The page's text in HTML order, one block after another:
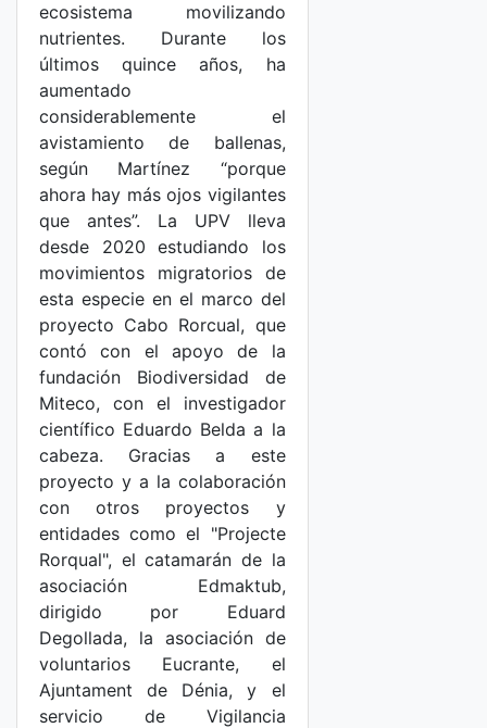
ecosistema movilizando
nutrientes. Durante los
últimos quince años, ha
aumentado
considerablemente el
avistamiento de ballenas,
según Martínez “porque
ahora hay más ojos vigilantes
que antes”. La UPV lleva
desde 2020 estudiando los
movimientos migratorios de
esta especie en el marco del
proyecto Cabo Rorcual, que
contó con el apoyo de la
fundación Biodiversidad de
Miteco, con el investigador
científico Eduardo Belda a la
cabeza. Gracias a este
proyecto y a la colaboración
con otros proyectos y
entidades como el "Projecte
Rorqual", el catamarán de la
asociación Edmaktub,
dirigido por Eduard
Degollada, la asociación de
voluntarios Eucrante, el
Ajuntament de Dénia, y el
servicio de Vigilancia